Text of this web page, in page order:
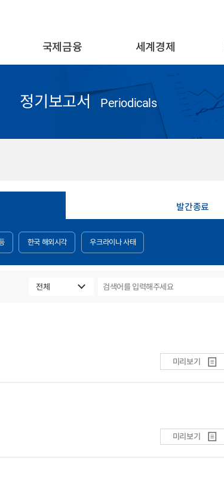
국제금융 세계경제
정기보고서 Periodicals
발간종료
한국 해외시각 우크라이나 사태
미리보기
미리보기